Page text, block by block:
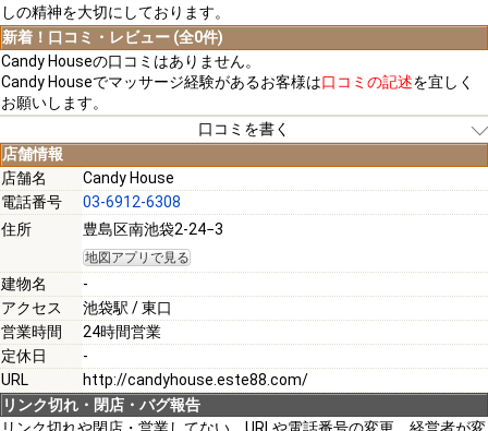
しの精神を大切にしております。
新着！口コミ・レビュー (全0件)
Candy Houseの口コミはありません。
Candy Houseでマッサージ経験があるお客様は口コミの記述を宜しく
お願いします。
口コミを書く
[必須]
[必須]
[必須]
店舗情報
店舗名
Candy House
電話番号
03-6912-6308
住所
豊島区南池袋2-24−3
地図アプリで見る
建物名
-
アクセス
池袋駅 / 東口
営業時間
24時間営業
定休日
-
URL
http://candyhouse.este88.com/
リンク切れ・閉店・バグ報告